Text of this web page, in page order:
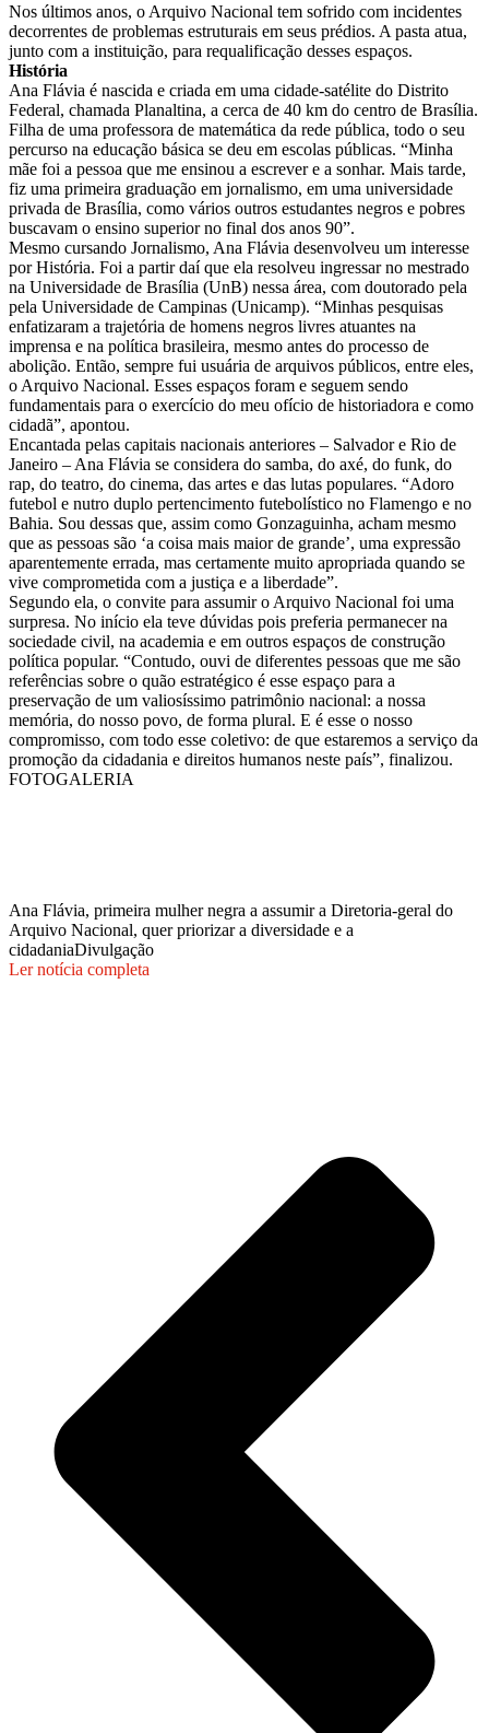
Nos últimos anos, o Arquivo Nacional tem sofrido com incidentes
decorrentes de problemas estruturais em seus prédios. A pasta atua,
junto com a instituição, para requalificação desses espaços.
História
Ana Flávia é nascida e criada em uma cidade-satélite do Distrito
Federal, chamada Planaltina, a cerca de 40 km do centro de Brasília.
Filha de uma professora de matemática da rede pública, todo o seu
percurso na educação básica se deu em escolas públicas. “Minha
mãe foi a pessoa que me ensinou a escrever e a sonhar. Mais tarde,
fiz uma primeira graduação em jornalismo, em uma universidade
privada de Brasília, como vários outros estudantes negros e pobres
buscavam o ensino superior no final dos anos 90”.
Mesmo cursando Jornalismo, Ana Flávia desenvolveu um interesse
por História. Foi a partir daí que ela resolveu ingressar no mestrado
na Universidade de Brasília (UnB) nessa área, com doutorado pela
pela Universidade de Campinas (Unicamp). “Minhas pesquisas
enfatizaram a trajetória de homens negros livres atuantes na
imprensa e na política brasileira, mesmo antes do processo de
abolição. Então, sempre fui usuária de arquivos públicos, entre eles,
o Arquivo Nacional. Esses espaços foram e seguem sendo
fundamentais para o exercício do meu ofício de historiadora e como
cidadã”, apontou.
Encantada pelas capitais nacionais anteriores – Salvador e Rio de
Janeiro – Ana Flávia se considera do samba, do axé, do funk, do
rap, do teatro, do cinema, das artes e das lutas populares. “Adoro
futebol e nutro duplo pertencimento futebolístico no Flamengo e no
Bahia. Sou dessas que, assim como Gonzaguinha, acham mesmo
que as pessoas são ‘a coisa mais maior de grande’, uma expressão
aparentemente errada, mas certamente muito apropriada quando se
vive comprometida com a justiça e a liberdade”.
Segundo ela, o convite para assumir o Arquivo Nacional foi uma
surpresa. No início ela teve dúvidas pois preferia permanecer na
sociedade civil, na academia e em outros espaços de construção
política popular. “Contudo, ouvi de diferentes pessoas que me são
referências sobre o quão estratégico é esse espaço para a
preservação de um valiosíssimo patrimônio nacional: a nossa
memória, do nosso povo, de forma plural. E é esse o nosso
compromisso, com todo esse coletivo: de que estaremos a serviço da
promoção da cidadania e direitos humanos neste país”, finalizou.
FOTOGALERIA
Ana Flávia, primeira mulher negra a assumir a Diretoria-geral do
Arquivo Nacional, quer priorizar a diversidade e a
cidadaniaDivulgação
Ler notícia completa